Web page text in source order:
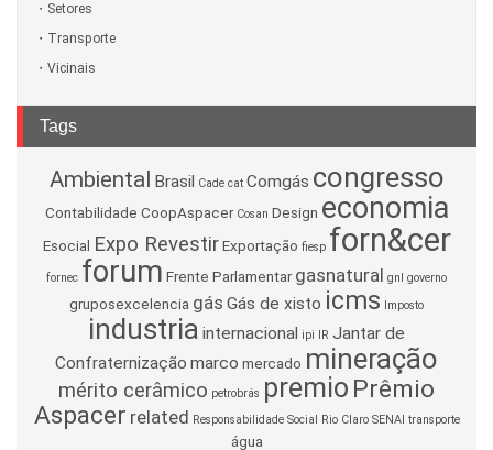
Setores
Transporte
Vicinais
Tags
Ambiental Brasil Cade cat Comgás congresso
Contabilidade CoopAspacer Cosan Design economia
Esocial Expo Revestir Exportação fiesp forn&cer
fornec forum Frente Parlamentar gasnatural gnl governo
gruposexcelencia gás Gás de xisto icms Imposto
industria internacional ipi IR Jantar de
Confraternização marco mercado mineração
mérito cerâmico petrobrás premio Prêmio
Aspacer related Responsabilidade Social Rio Claro SENAI transporte
água